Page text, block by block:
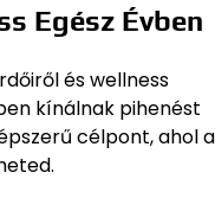
Egész Évben
és wellness
kínálnak pihenést
célpont, ahol a